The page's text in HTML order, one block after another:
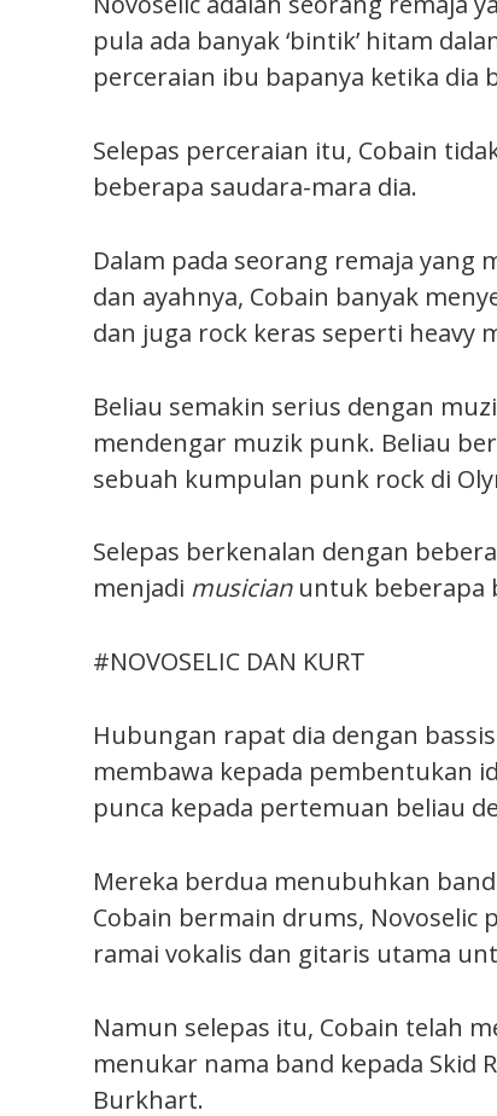
pula ada banyak ‘bintik’ hitam
perceraian ibu bapanya ketika dia
Selepas perceraian itu, Cobain
beberapa saudara-mara dia.
Dalam pada seorang remaja yang
dan ayahnya, Cobain banyak
dan juga rock keras seperti heavy
Beliau semakin serius dengan
mendengar muzik punk. Beliau
sebuah kumpulan punk rock di
Selepas berkenalan dengan
menjadi musicianuntuk beberapa
#NOVOSELIC DAN KURT
Hubungan rapat dia dengan
membawa kepada pembentukan
punca kepada pertemuan beliau
Mereka berdua menubuhkan
Cobain bermain drums, Novoselic
ramai vokalis dan gitaris utama
Namun selepas itu, Cobain telah
menukar nama band kepada Skid
Burkhart.